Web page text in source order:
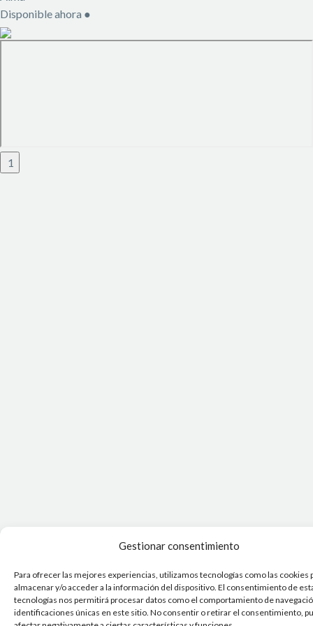
Gestionar consentimiento
Para ofrecer las mejores experiencias, utilizamos tecnologías como las cookies
almacenar y/o acceder a la información del dispositivo. El consentimiento de
tecnologías nos permitirá procesar datos como el comportamiento de
identificaciones únicas en este sitio. No consentir o retirar el consentimiento,
Disponible ahora ●
1